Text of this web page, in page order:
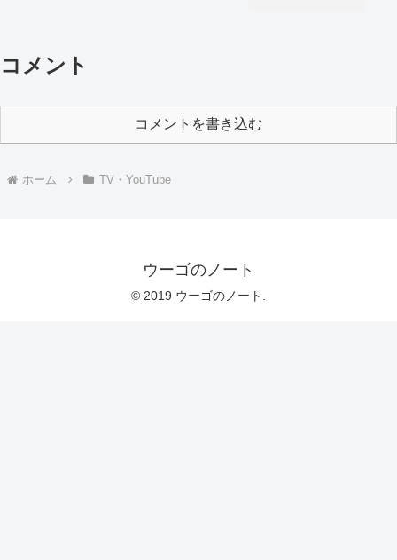
コメント
コメントを書き込む
ホーム TV・YouTube
ウーゴのノート
© 2019 ウーゴのノート.